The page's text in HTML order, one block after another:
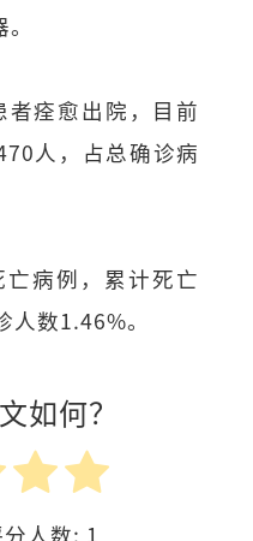
痊愈出院，目前
人，占总确诊病
病例，累计死亡
数1.46%。
如何？
人数: 1